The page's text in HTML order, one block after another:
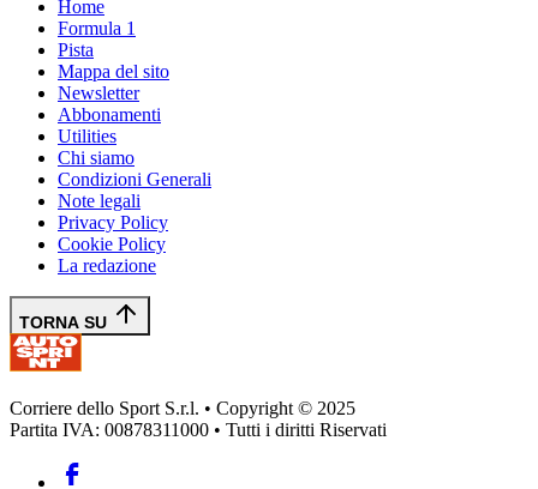
Home
Formula 1
Pista
Mappa del sito
Newsletter
Abbonamenti
Utilities
Chi siamo
Condizioni Generali
Note legali
Privacy Policy
Cookie Policy
La redazione
TORNA SU
Corriere dello Sport S.r.l. • Copyright © 2025
Partita IVA: 00878311000 • Tutti i diritti Riservati